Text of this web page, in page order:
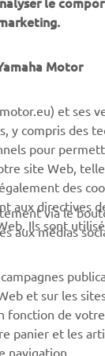
PROS & B2B
secours
Professionnels
Robotique
Systèmes pour VAE
Partenariats
Informations
destinées aux
Fiche de données
sécurité Yamalube
Motor
et ses
y compris des
pour
site Web,
des
aux directives
Ils sont
via le
aux médias
et sur les
fonction de
panier et les
navigation.